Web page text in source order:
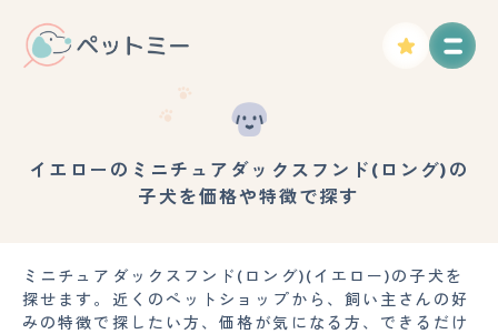
イエローのミニチュアダックスフンド(ロング)の
子犬を価格や特徴で探す
ミニチュアダックスフンド(ロング)(イエロー)の子犬を
探せます。近くのペットショップから、飼い主さんの好
みの特徴で探したい方、価格が気になる方、できるだけ